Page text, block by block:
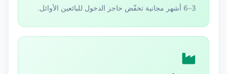
3–6 أشهر مجانية تخفّض حاجز الدخول للبائعين الأوائل.